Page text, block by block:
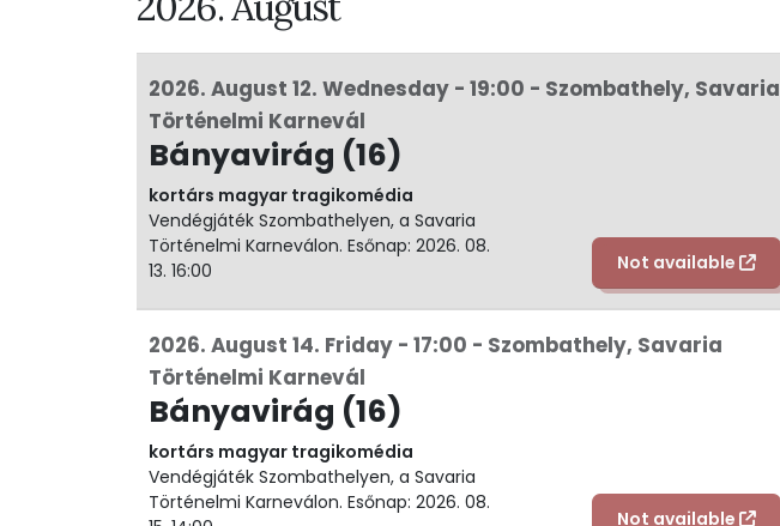
2026. August 12. Wednesday - 19:00 - Szombathely, Savaria
Történelmi Karnevál
Bányavirág (16)
kortárs magyar tragikomédia
Vendégjáték Szombathelyen, a Savaria
Történelmi Karneválon. Esőnap: 2026. 08.
13. 16:00
Not available
2026. August 14. Friday - 17:00 - Szombathely, Savaria
Történelmi Karnevál
Bányavirág (16)
kortárs magyar tragikomédia
Vendégjáték Szombathelyen, a Savaria
Történelmi Karneválon. Esőnap: 2026. 08.
Not available